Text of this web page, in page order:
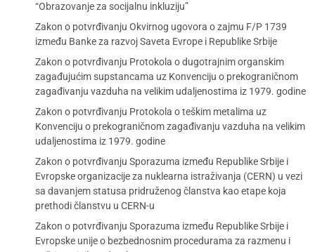
“Obrazovanje za socijalnu inkluziju”
Zakon o potvrđivanju Okvirnog ugovora o zajmu F/P 1739
između Banke za razvoj Saveta Evrope i Republike Srbije
Zakon o potvrđivanju Protokola o dugotrajnim organskim
zagađujućim supstancama uz Konvenciju o prekograničnom
zagađivanju vazduha na velikim udaljenostima iz 1979. godine
Zakon o potvrđivanju Protokola o teškim metalima uz
Konvenciju o prekograničnom zagađivanju vazduha na velikim
udaljenostima iz 1979. godine
Zakon o potvrđivanju Sporazuma između Republike Srbije i
Evropske organizacije za nuklearna istraživanja (CERN) u vezi
sa davanjem statusa pridruženog članstva kao etape koja
prethodi članstvu u CERN-u
Zakon o potvrđivanju Sporazuma između Republike Srbije i
Evropske unije o bezbednosnim procedurama za razmenu i